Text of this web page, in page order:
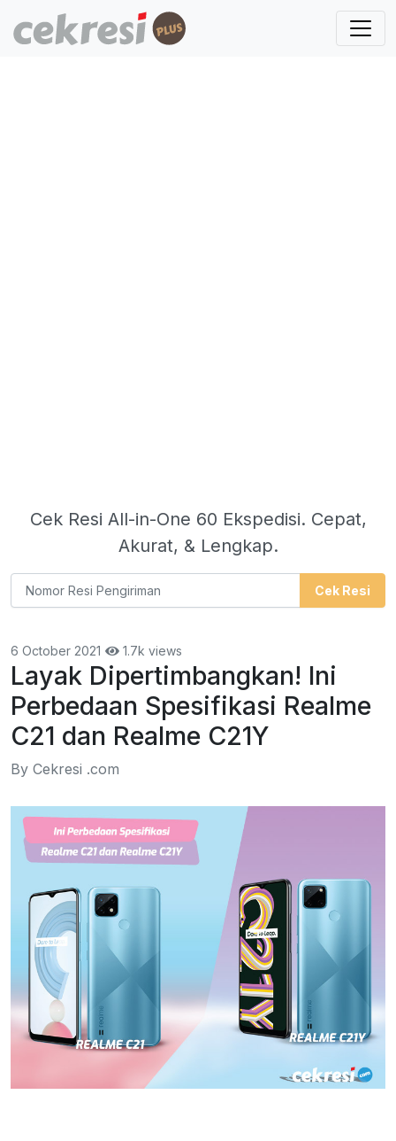
Cek Resi All-in-One 60 Ekspedisi. Cepat,
Akurat, & Lengkap.
Cek Resi
6 October 2021 1.7k views
Layak Dipertimbangkan! Ini
Perbedaan Spesifikasi Realme
C21 dan Realme C21Y
By Cekresi .com